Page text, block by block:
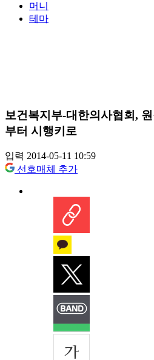
머니
테마
보건복지부-대한의사협회,
부터 시행키로
입력 2014-05-11 10:59
선호매체 추가